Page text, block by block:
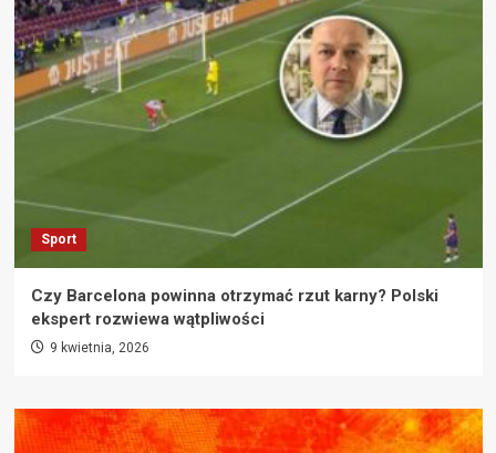
Sport
Czy Barcelona powinna otrzymać rzut karny? Polski
ekspert rozwiewa wątpliwości
9 kwietnia, 2026